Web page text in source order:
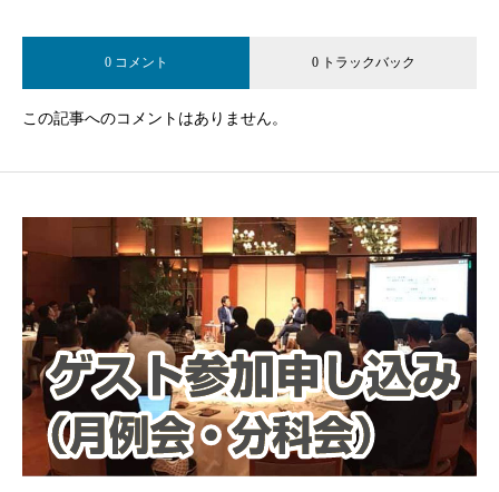
0 コメント 0 トラックバック
この記事へのコメントはありません。